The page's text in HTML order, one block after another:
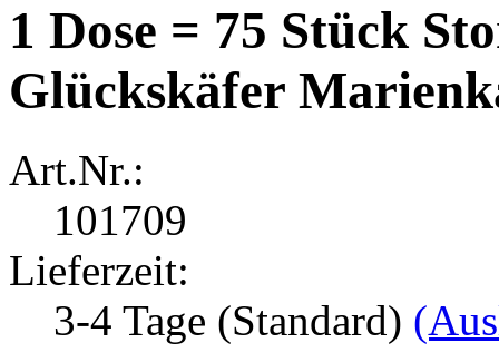
1 Dose = 75 Stück
Glückskäfer
Art.Nr.:
101709
Lieferzeit:
3-4 Tage (Standard)